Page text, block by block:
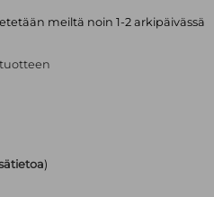
)
meiltä noin 1-2 arkipäivässä